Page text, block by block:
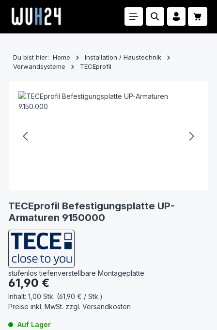
Zum Hauptinhalt springen
Du bist hier: Home
Installation / Haustechnik
Vorwandsysteme
TECEprofil
TECEprofil Befestigungsplatte UP-
Armaturen 9150000
stufenlos tiefenverstellbare Montageplatte
Regulärer Preis:
61,90 €
Inhalt: 1,00 Stk. (61,90 € / Stk.)
Preise inkl. MwSt. zzgl. Versandkosten
Auf Lager